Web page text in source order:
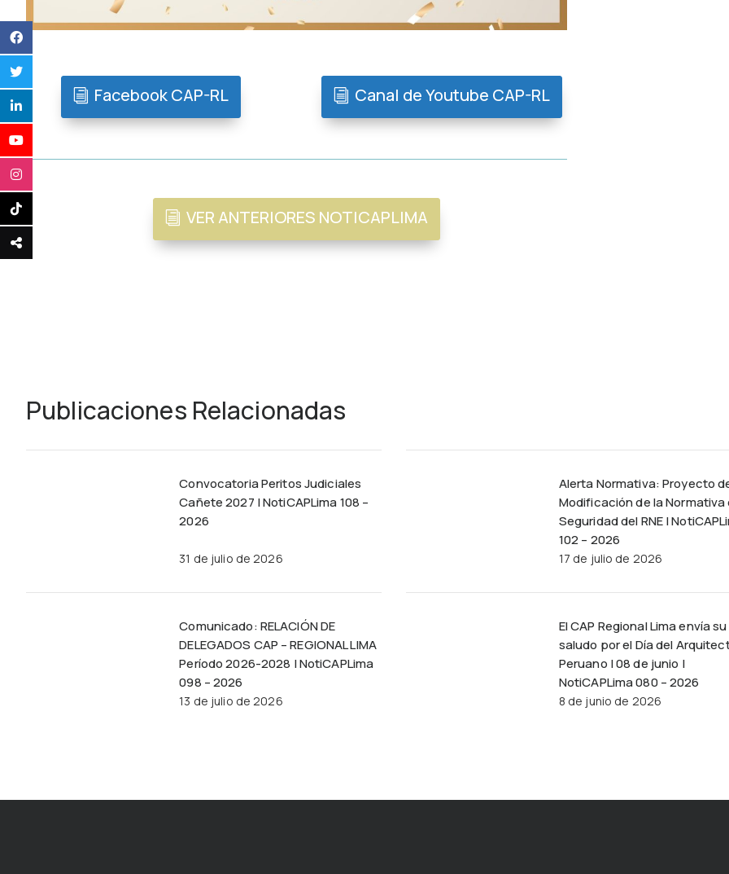
Facebook CAP-RL Canal de Youtube CAP-RL
VER ANTERIORES NOTICAPLIMA
Publicaciones Relacionadas
Convocatoria Peritos Judiciales
Cañete 2027 | NotiCAPLima 108 –
2026
31 de julio de 2026
Alerta Normativa: Proyecto
Modificación de la Normativa
Seguridad del RNE |
102 – 2026
17 de julio de 2026
Comunicado: RELACIÓN DE
DELEGADOS CAP – REGIONAL LIMA
Período 2026-2028 | NotiCAPLima
098 – 2026
13 de julio de 2026
El CAP Regional Lima envía su
saludo por el Día del
Peruano | 08 de junio |
NotiCAPLima 080 – 2026
8 de junio de 2026